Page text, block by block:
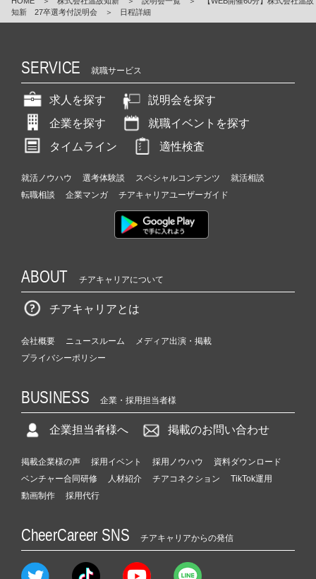
知新 27卒選考付説明会
＞ 日程詳細
SERVICE 就職サービス
求人を探す
説明会を探す
企業を探す
就職イベントを探す
タイムライン
適性検査
就活ノウハウ 選考体験談 スペシャルコンテンツ
就活相談
転職相談
企業マンガ チアキャリアユーザーガイド
ABOUT チアキャリアについて
チアキャリアとは
会社概要 ニュースルーム
メディア出演・掲載
プライバシーポリシー
BUSINESS 企業・採用担当者様
企業担当者様へ 掲載のお問い合わせ
掲載企業様の声 採用イベント 採用ノウハウ
資料ダウンロード
ベンチャー合同研修
人材紹介 チアコネクション
TikTok運用
動画制作
採用代行
CheerCareer SNS チアキャリアからの発信